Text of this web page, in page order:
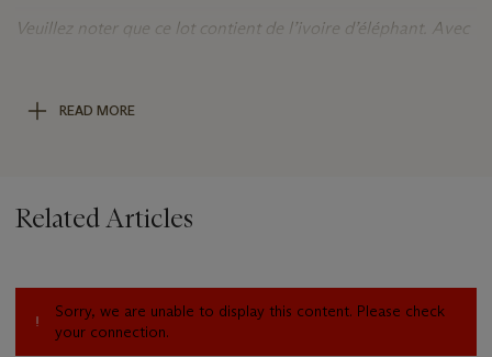
Veuillez noter que ce lot contient de l’ivoire d’éléphant. Avec
exporté en dehors de l’Union européenne que si
l’adjudicataire est un musée, sous réserve du respect des
READ MORE
Related Articles
Sorry, we are unable to display this content. Please check
your connection.